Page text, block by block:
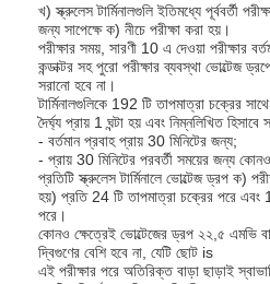
বাড়ি
পণ্য
আমাদের সম্বন্ধে
খ) স্ক্রুলেস টার্মিনালগুলি ইতিমধ্যে পূর্ববর্তী
জন্য সাপেক্ষে ক) নীচে পরীক্ষা করা হয়।
পরীক্ষার সময়, সারণী 10 এ দেওয়া পরীক্ষার
কন্ডাক্টর সহ পুরো পরীক্ষার ব্যবস্থা ভোল্টেজ
সরানো হবে না।
টার্মিনালগুলিকে 192 টি তাপমাত্রা চক্রের
দৈর্ঘ্য প্রায় 1 ঘন্টা হয় এবং নিম্নলিখিত হিসাবে
- বর্তমান প্রবাহ প্রায় 30 মিনিটের জন্য;
- প্রায় 30 মিনিটের পরবর্তী সময়ের জন্য
প্রতিটি স্ক্রুলেস টার্মিনালে ভোল্টেজ ড্রপ ক)
হয়) প্রতি 24 টি তাপমাত্রা চক্রের পরে
পরে।
কোনও ক্ষেত্রেই ভোল্টেজের ড্রপ ২২,৫ এমভি
দ্বিগুণের বেশি হবে না, যেটি ছোট is
এই পরীক্ষার পরে অতিরিক্ত বাড়া ছাড়াই